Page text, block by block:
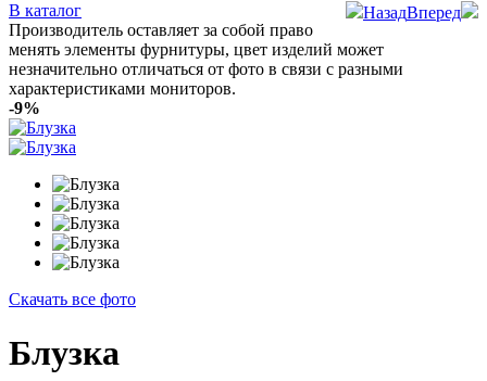
В каталог
Вперед
Назад
Производитель оставляет за собой право
менять элементы фурнитуры, цвет изделий может
незначительно отличаться от фото в связи с разными
характеристиками мониторов.
-9%
Скачать все фото
Блузка